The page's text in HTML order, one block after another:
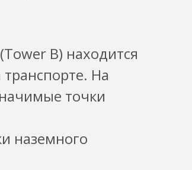
B) находится
На
точки
наземного